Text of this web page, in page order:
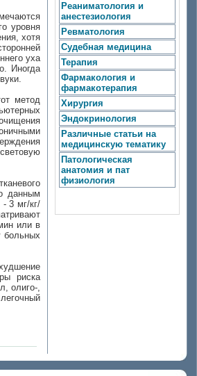
уровня
хотя
уха
Иногда
метод
данным
3 мг/кг/
или в
больных
риска
олиго-,
Реаниматология и
анестезиология
Ревматология
Судебная медицина
Терапия
Фармакология и
фармакотерапия
Хирургия
Эндокринология
Различные статьи на
медицинскую тематику
Патологическая
анатомия и пат
физиология